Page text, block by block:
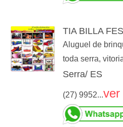
TIA BILLA
Aluguel de
toda serra,
Serra/ ES
(27) 9952...ver